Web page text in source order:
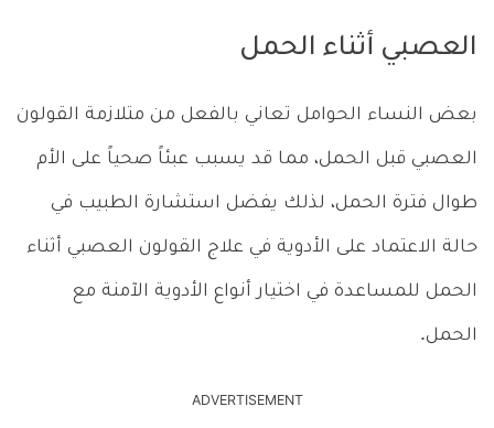
العصبي أثناء الحمل
بعض النساء الحوامل تعاني بالفعل من متلازمة القولون
العصبي قبل الحمل، مما قد يسبب عبئاً صحياً على الأم
طوال فترة الحمل، لذلك يفضل استشارة الطبيب في
حالة الاعتماد على الأدوية في علاج القولون العصبي أثناء
الحمل للمساعدة في اختيار أنواع الأدوية الآمنة مع
الحمل.
ADVERTISEMENT